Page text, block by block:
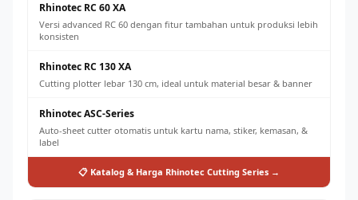
Rhinotec RC 60 XA
Versi advanced RC 60 dengan fitur tambahan untuk produksi lebih
konsisten
Rhinotec RC 130 XA
Cutting plotter lebar 130 cm, ideal untuk material besar & banner
Rhinotec ASC-Series
Auto-sheet cutter otomatis untuk kartu nama, stiker, kemasan, &
label
📋 Katalog & Harga Rhinotec Cutting Series →